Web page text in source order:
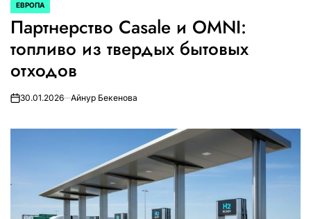
ОПУБЛИКОВАНО
В
ЕВРОПА
Партнерство Casale и OMNI:
топливо из твердых бытовых
отходов
on30.01.2026 Айнур Бекенова